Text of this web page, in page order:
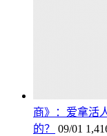
商》：爱拿活
的？
09/01